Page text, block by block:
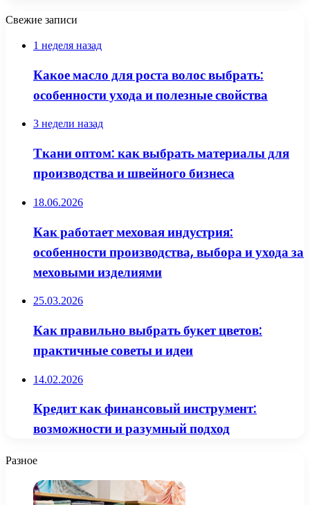
Свежие записи
1 неделя назад
Какое масло для роста волос выбрать:
особенности ухода и полезные свойства
3 недели назад
Ткани оптом: как выбрать материалы для
производства и швейного бизнеса
18.06.2026
Как работает меховая индустрия:
особенности производства, выбора и ухода за
меховыми изделиями
25.03.2026
Как правильно выбрать букет цветов:
практичные советы и идеи
14.02.2026
Кредит как финансовый инструмент:
возможности и разумный подход
Разное